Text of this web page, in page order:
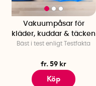
Vakuumpåsar för
kläder, kuddar & täcken
Bäst i test enligt Testfakta
fr. 59 kr
Köp